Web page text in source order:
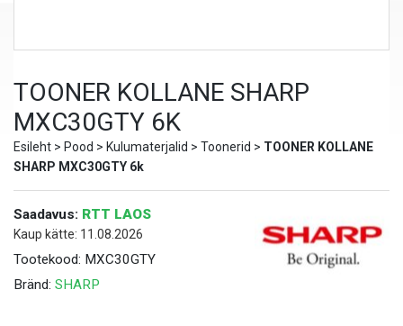
TOONER KOLLANE SHARP
MXC30GTY 6K
Esileht > Pood > Kulumaterjalid > Toonerid > TOONER KOLLANE
SHARP MXC30GTY 6k
Saadavus: RTT LAOS
Kaup kätte: 11.08.2026
Tootekood: MXC30GTY
Bränd: SHARP